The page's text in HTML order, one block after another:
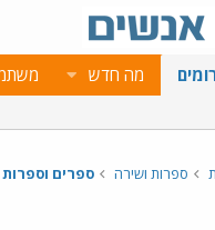
מה חדש
ספרות ושירה ספרים וספרות